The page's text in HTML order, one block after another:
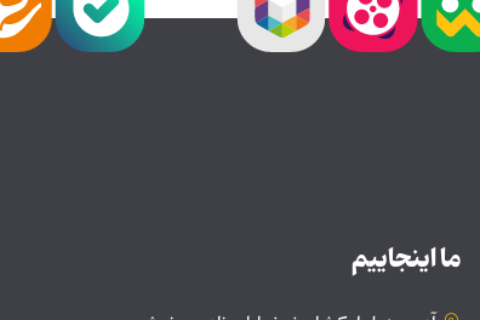
ما اینجاییم